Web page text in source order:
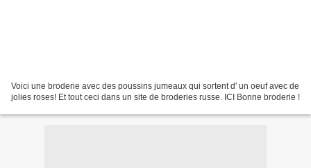
Voici une broderie avec des poussins jumeaux qui sortent d' un oeuf avec de
jolies roses! Et tout ceci dans un site de broderies russe. ICI Bonne broderie !